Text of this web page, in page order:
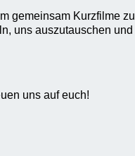
gemeinsam Kurzfilme zu
uns auszutauschen und
uns auf euch!